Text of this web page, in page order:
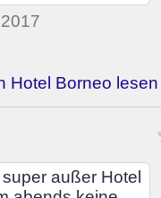
Hotel Borneo lesen
außer Hotel